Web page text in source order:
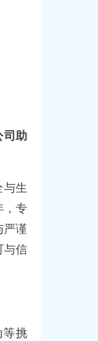
助
生
，专
严谨
与信
挑